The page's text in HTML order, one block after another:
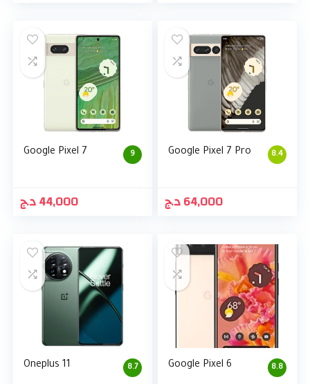
9
Google Pixel 7
44,000د.ج
8.4
Google Pixel 7 Pro
64,000د.ج
8.7
Oneplus 11 8.8
Google Pixel 6